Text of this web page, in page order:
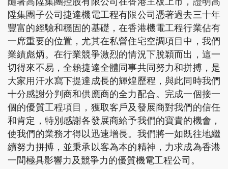
陞集團子公司捷達機電工程有限公司憑著過去三十年
豐富的經驗和穩固的基礎，在香港機電工程行業佔有
一席重要的位置，尤其在私營住宅空調項目中，我們
業績彪炳。在行業競爭激烈的情況下脫穎而出，這一
切得來不易，全賴捷達全體同事共同努力和拼搏，是
大家用汗水寫下提達成長的輝煌歷程，與此同時我們
十分感謝分判商和供應商的全力配合。完成一個接一
個的優質工程項目，獲取客戶及發展商對我們的信任
和肯定，特別感謝各發展商給予我們的寶貴的機會，
使我們的業務才得以迅速增長。我們將一如既往地繼
續努力拼搏，並秉承以客為本的精神，力求成為香港
一間極具影響力及競爭力的優質機電工程公司。